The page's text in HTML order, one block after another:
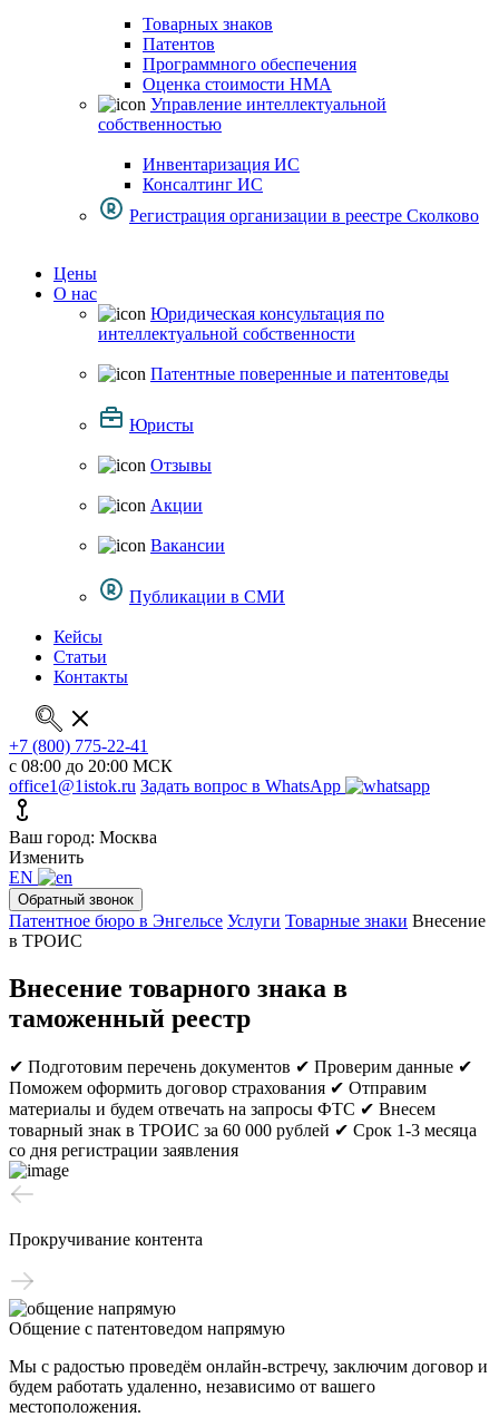
Товарных знаков
Патентов
Программного обеспечения
Оценка стоимости НМА
Управление интеллектуальной
собственностью
Инвентаризация ИС
Консалтинг ИС
Регистрация организации в реестре Сколково
Цены
О нас
Юридическая консультация по
интеллектуальной собственности
Патентные поверенные и патентоведы
Юристы
Отзывы
Акции
Вакансии
Публикации в СМИ
Кейсы
Статьи
Контакты
+7 (800) 775-22-41
с 08:00 до 20:00 МСК
office1@1istok.ru Задать вопрос в WhatsApp
Ваш город: Москва
Изменить
EN
Обратный звонок
Патентное бюро в Энгельсе Услуги Товарные знаки Внесение
в ТРОИС
Внесение товарного знака в
таможенный реестр
✔ Подготовим перечень документов ✔ Проверим данные ✔
Поможем оформить договор страхования ✔ Отправим
материалы и будем отвечать на запросы ФТС ✔ Внесем
товарный знак в ТРОИС за 60 000 рублей ✔ Срок 1-3 месяца
со дня регистрации заявления
Прокручивание контента
Общение с патентоведом напрямую
Мы с радостью проведём онлайн-встречу, заключим договор и
будем работать удаленно, независимо от вашего
местоположения.